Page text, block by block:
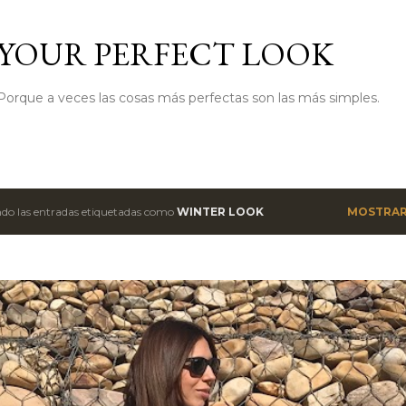
PERFECT LOOK
a veces las cosas más perfectas son las más simples.
las entradas etiquetadas como WINTER LOOK